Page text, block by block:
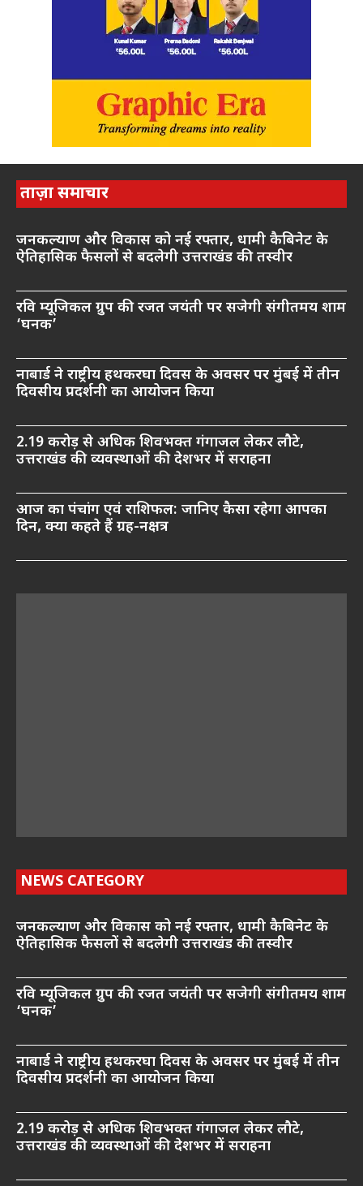
ताज़ा समाचार
जनकल्याण और विकास को नई रफ्तार, धामी कैबिनेट के
ऐतिहासिक फैसलों से बदलेगी उत्तराखंड की तस्वीर
रवि म्यूजिकल ग्रुप की रजत जयंती पर सजेगी संगीतमय शाम
‘घनक’
नाबार्ड ने राष्ट्रीय हथकरघा दिवस के अवसर पर मुंबई में तीन
दिवसीय प्रदर्शनी का आयोजन किया
2.19 करोड़ से अधिक शिवभक्त गंगाजल लेकर लौटे,
उत्तराखंड की व्यवस्थाओं की देशभर में सराहना
आज का पंचांग एवं राशिफल: जानिए कैसा रहेगा आपका
दिन, क्या कहते हैं ग्रह-नक्षत्र
NEWS CATEGORY
जनकल्याण और विकास को नई रफ्तार, धामी कैबिनेट के
ऐतिहासिक फैसलों से बदलेगी उत्तराखंड की तस्वीर
रवि म्यूजिकल ग्रुप की रजत जयंती पर सजेगी संगीतमय शाम
‘घनक’
नाबार्ड ने राष्ट्रीय हथकरघा दिवस के अवसर पर मुंबई में तीन
दिवसीय प्रदर्शनी का आयोजन किया
2.19 करोड़ से अधिक शिवभक्त गंगाजल लेकर लौटे,
उत्तराखंड की व्यवस्थाओं की देशभर में सराहना